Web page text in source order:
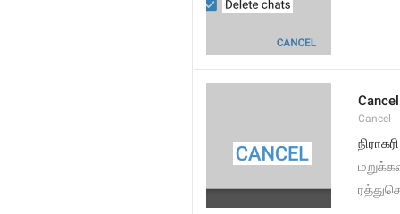
Cancel
Cancel
நிராகரி